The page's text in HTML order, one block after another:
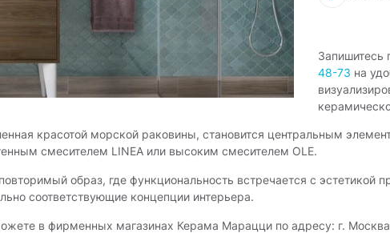
Запишитесь
48-73 на
красотой морской раковины, становится центральным
смесителем LINEA или высоким смесителем OLE.
образ, где функциональность встречается с
соответствующие концепции интерьера.
в фирменных магазинах Керама Марацци по адресу: г.